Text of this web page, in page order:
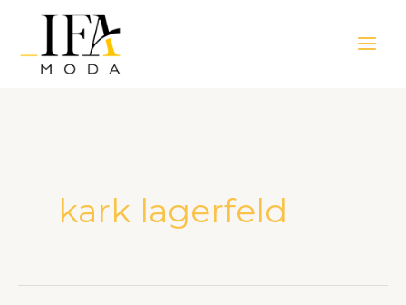
Menu
kark lagerfeld